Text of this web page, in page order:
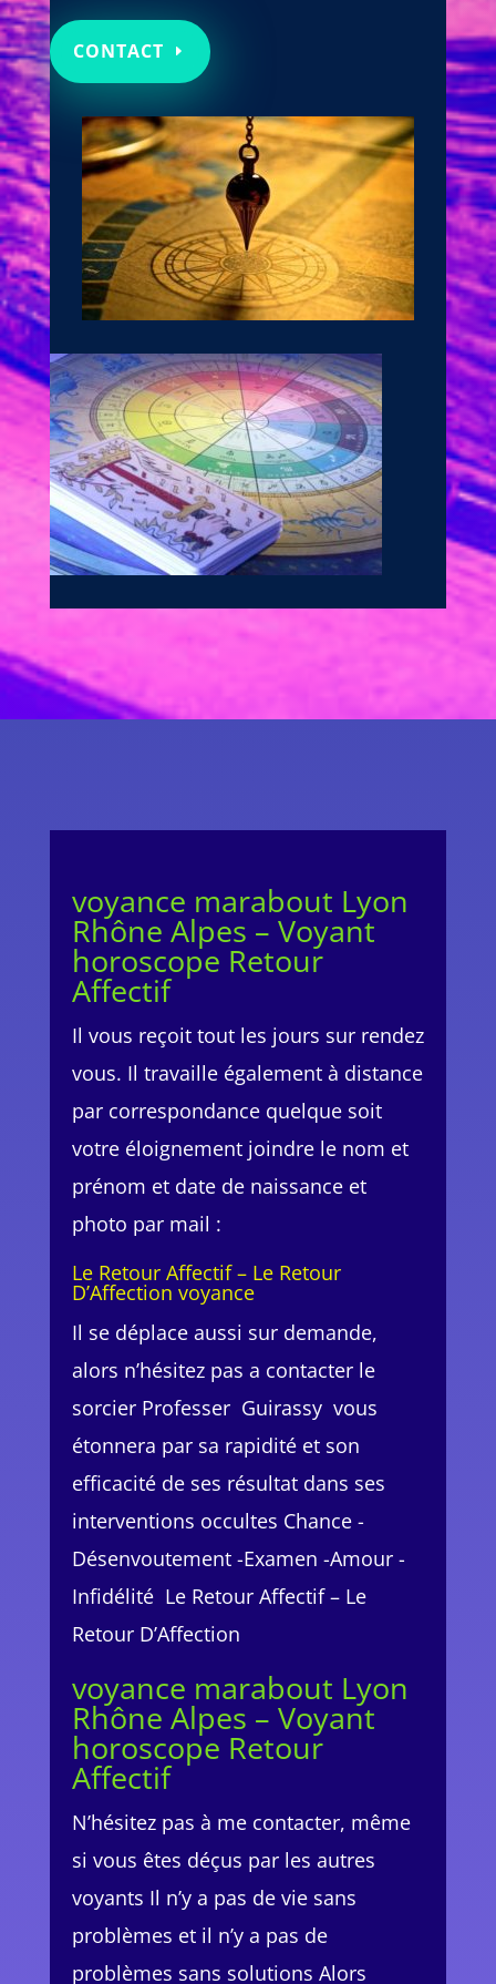
CONTACT
voyance marabout Lyon
Rhône Alpes – Voyant
horoscope Retour
Affectif
Il vous reçoit tout les jours sur rendez
vous. Il travaille également à distance
par correspondance quelque soit
votre éloignement joindre le nom et
prénom et date de naissance et
photo par mail :
Le Retour Affectif – Le Retour
D’Affection voyance
Il se déplace aussi sur demande,
alors n’hésitez pas a contacter le
sorcier Professer Guirassy vous
étonnera par sa rapidité et son
efficacité de ses résultat dans ses
interventions occultes Chance -
Désenvoutement -Examen -Amour -
Infidélité Le Retour Affectif – Le
Retour D’Affection
voyance marabout Lyon
Rhône Alpes – Voyant
horoscope Retour
Affectif
N’hésitez pas à me contacter, même
si vous êtes déçus par les autres
voyants Il n’y a pas de vie sans
problèmes et il n’y a pas de
problèmes sans solutions Alors